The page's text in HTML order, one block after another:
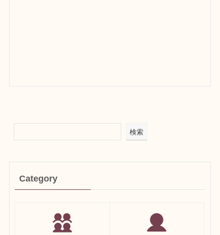
検索
Category